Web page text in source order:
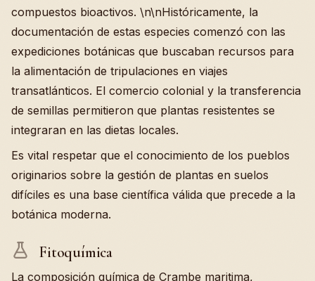
compuestos bioactivos. \n\nHistóricamente, la
documentación de estas especies comenzó con las
expediciones botánicas que buscaban recursos para
la alimentación de tripulaciones en viajes
transatlánticos. El comercio colonial y la transferencia
de semillas permitieron que plantas resistentes se
integraran en las dietas locales.
Es vital respetar que el conocimiento de los pueblos
originarios sobre la gestión de plantas en suelos
difíciles es una base científica válida que precede a la
botánica moderna.
Fitoquímica
La composición química de Crambe maritima,